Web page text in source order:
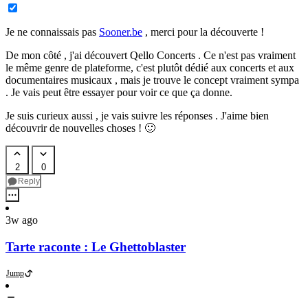
Je ne connaissais pas Sooner.be , merci pour la découverte !
De mon côté , j'ai découvert Qello Concerts . Ce n'est pas vraiment
le même genre de plateforme, c'est plutôt dédié aux concerts et aux
documentaires musicaux , mais je trouve le concept vraiment sympa
. Je vais peut être essayer pour voir ce que ça donne.
Je suis curieux aussi , je vais suivre les réponses . J'aime bien
découvrir de nouvelles choses ! 🙂
2 0
Reply
3w ago
Tarte raconte : Le Ghettoblaster
Jump